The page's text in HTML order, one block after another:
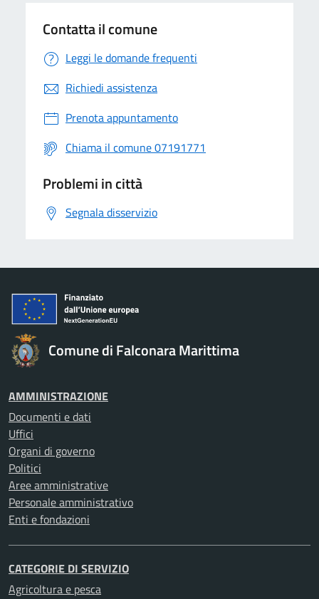
Contatta il comune
Leggi le domande frequenti
Richiedi assistenza
Prenota appuntamento
Chiama il comune 07191771
Problemi in città
Segnala disservizio
Comune di Falconara Marittima
AMMINISTRAZIONE
Documenti e dati
Uffici
Organi di governo
Politici
Aree amministrative
Personale amministrativo
Enti e fondazioni
CATEGORIE DI SERVIZIO
Agricoltura e pesca